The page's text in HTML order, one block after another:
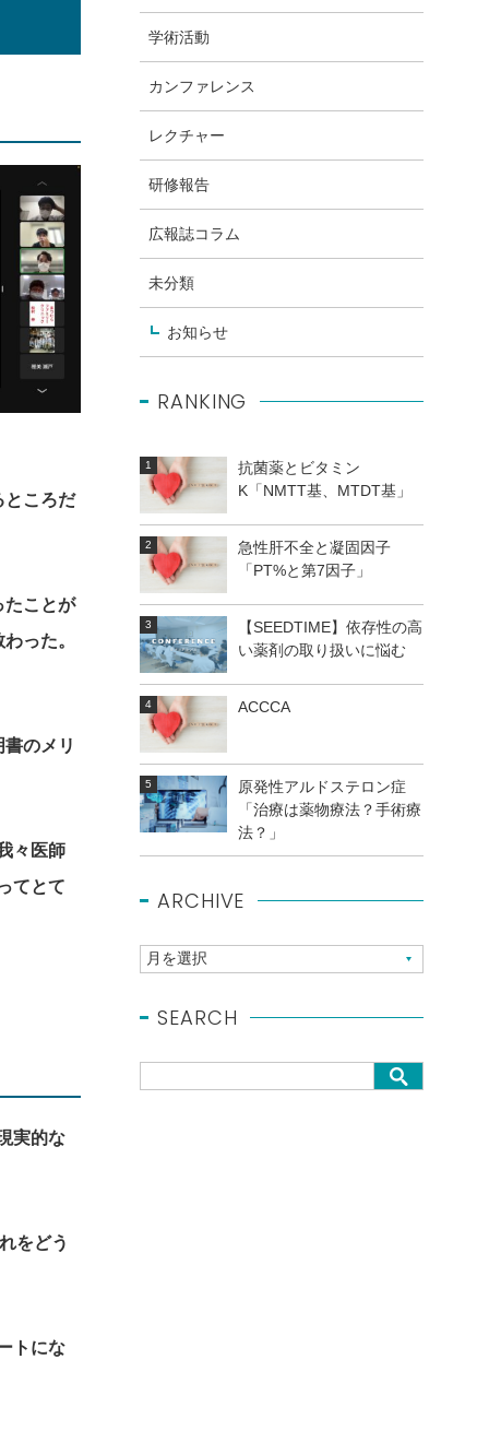
ところだ
たことが
った。
のメリ
々医師
てとて
実的な
をどう
トにな
学術活動
カンファレンス
レクチャー
研修報告
広報誌コラム
未分類
お知らせ
RANKING
抗菌薬とビタミン
K「NMTT基、MTDT基」
急性肝不全と凝固因子
「PT%と第7因子」
【SEEDTIME】依存性の高
い薬剤の取り扱いに悩む
ACCCA
原発性アルドステロン症
「治療は薬物療法？手術療
法？」
ARCHIVE
SEARCH